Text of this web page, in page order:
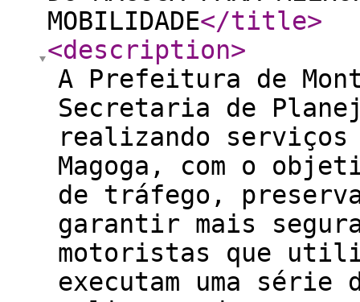
MOBILIDADE</title>
<description>
A Prefeitura de
Secretaria de
realizando serviços
Magoga, com o
de tráfego,
garantir mais
motoristas que
executam uma